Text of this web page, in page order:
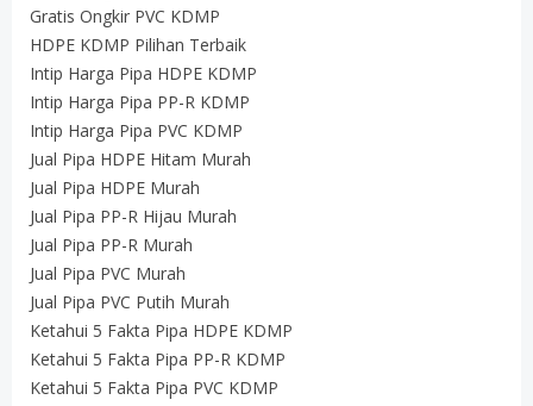
Gratis Ongkir PVC KDMP
HDPE KDMP Pilihan Terbaik
Intip Harga Pipa HDPE KDMP
Intip Harga Pipa PP-R KDMP
Intip Harga Pipa PVC KDMP
Jual Pipa HDPE Hitam Murah
Jual Pipa HDPE Murah
Jual Pipa PP-R Hijau Murah
Jual Pipa PP-R Murah
Jual Pipa PVC Murah
Jual Pipa PVC Putih Murah
Ketahui 5 Fakta Pipa HDPE KDMP
Ketahui 5 Fakta Pipa PP-R KDMP
Ketahui 5 Fakta Pipa PVC KDMP